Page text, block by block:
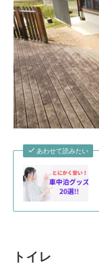
あわせて読みたい
トイレ